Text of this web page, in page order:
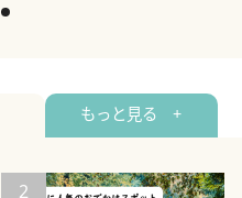
もっと見る +
2